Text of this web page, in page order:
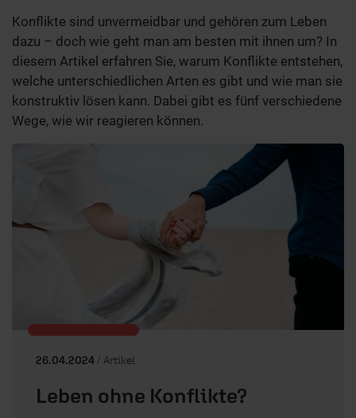
Konflikte sind unvermeidbar und gehören zum Leben
dazu – doch wie geht man am besten mit ihnen um? In
diesem Artikel erfahren Sie, warum Konflikte entstehen,
welche unterschiedlichen Arten es gibt und wie man sie
konstruktiv lösen kann. Dabei gibt es fünf verschiedene
Wege, wie wir reagieren können.
26.04.2024 / Artikel
Leben ohne Konflikte?